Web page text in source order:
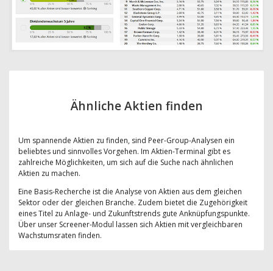
Ähnliche Aktien finden
Um spannende Aktien zu finden, sind Peer-Group-Analysen ein
beliebtes und sinnvolles Vorgehen. Im Aktien-Terminal gibt es
zahlreiche Möglichkeiten, um sich auf die Suche nach ähnlichen
Aktien zu machen.
Eine Basis-Recherche ist die Analyse von Aktien aus dem gleichen
Sektor oder der gleichen Branche. Zudem bietet die Zugehörigkeit
eines Titel zu Anlage- und Zukunftstrends gute Anknüpfungspunkte.
Über unser Screener-Modul lassen sich Aktien mit vergleichbaren
Wachstumsraten finden.